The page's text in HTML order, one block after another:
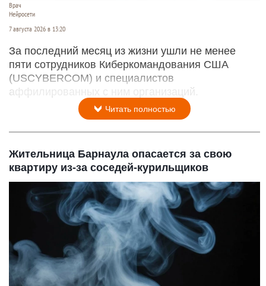
Врач
Нейросети
7 августа 2026 в 13:20
За последний месяц из жизни ушли не менее
пяти сотрудников Киберкомандования США
(USCYBERCOM) и специалистов
аффилированных с ним организаций.
Читать полностью
Жительница Барнаула опасается за свою
квартиру из-за соседей-курильщиков